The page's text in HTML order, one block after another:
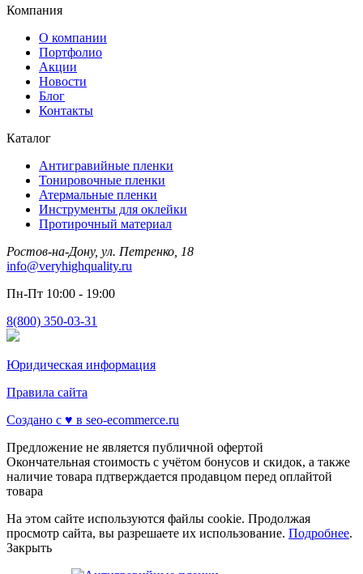
Компания
О компании
Портфолио
Акции
Новости
Блог
Контакты
Каталог
Антигравийные пленки
Тонировочные пленки
Атермальные пленки
Инструменты для оклейки
Протирочный материал
Ростов-на-Дону, ул. Петренко, 18
info@veryhighquality.ru
Пн-Пт 10:00 - 19:00
8(800) 350-03-31
Юридическая информация
Правила сайта
Создано с ♥️ в seo-ecommerce.ru
Предложение не является публичной офертой
Окончательная стоимость с учётом бонусов и скидок, а также
наличие товара пдтверждается продавцом перед оплайтой
товара
На этом сайте используются файлы cookie. Продолжая
просмотр сайта, вы разрешаете их использование. Подробнее.
Закрыть